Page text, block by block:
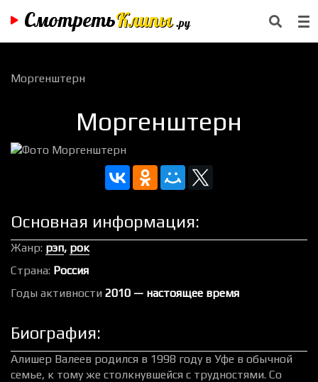
СмотретьКлипы .ру
Моргенштерн
Моргенштерн
Основная информация:
Жанр: рэп, рок
Страна: Россия
Годы активности 2010 — настоящее время
Биография:
Алишер Валеев родился в 1998 году в Уфе в обычной
семье, к тому же столкнувшейся с трудностями. Со